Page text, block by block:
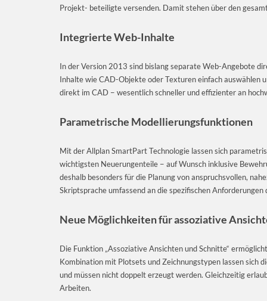
Projekt- beteiligte versenden. Damit stehen über den
Integrierte Web-Inhalte
In der Version 2013 sind bislang separate Web-Angebote
Inhalte wie CAD-Objekte oder Texturen einfach auswählen
direkt im CAD − wesentlich schneller und effizienter an
Parametrische Modellierungsfunktionen
Mit der Allplan SmartPart Technologie lassen sich
wichtigsten Neuerungenteile − auf Wunsch inklusive
deshalb besonders für die Planung von anspruchsvollen,
Skriptsprache umfassend an die spezifischen Anforderungen
Neue Möglichkeiten für assoziative
Die Funktion „Assoziative Ansichten und Schnitte“
Kombination mit Plotsets und Zeichnungstypen lassen sich
und müssen nicht doppelt erzeugt werden. Gleichzeitig
Arbeiten.